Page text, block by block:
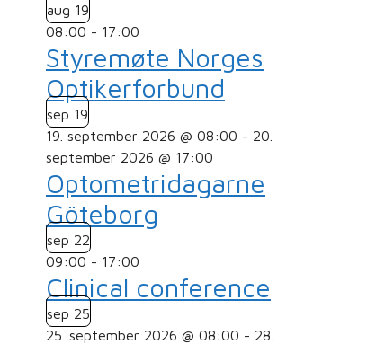
aug 19
08:00 - 17:00
Styremøte Norges
Optikerforbund
sep 19
19. september 2026 @ 08:00 - 20.
september 2026 @ 17:00
Optometridagarne
Göteborg
sep 22
09:00 - 17:00
Clinical conference
sep 25
25. september 2026 @ 08:00 - 28.